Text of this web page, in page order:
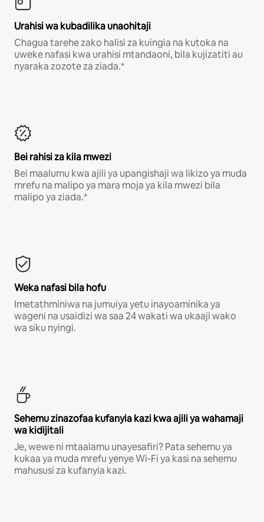
Urahisi wa kubadilika unaohitaji
Chagua tarehe zako halisi za kuingia na kutoka na
uweke nafasi kwa urahisi mtandaoni, bila kujizatiti au
nyaraka zozote za ziada.*
Bei rahisi za kila mwezi
Bei maalumu kwa ajili ya upangishaji wa likizo ya muda
mrefu na malipo ya mara moja ya kila mwezi bila
malipo ya ziada.*
Weka nafasi bila hofu
Imetathminiwa na jumuiya yetu inayoaminika ya
wageni na usaidizi wa saa 24 wakati wa ukaaji wako
wa siku nyingi.
Sehemu zinazofaa kufanyia kazi kwa ajili ya wahamaji
wa kidijitali
Je, wewe ni mtaalamu unayesafiri? Pata sehemu ya
kukaa ya muda mrefu yenye Wi-Fi ya kasi na sehemu
mahususi za kufanyia kazi.